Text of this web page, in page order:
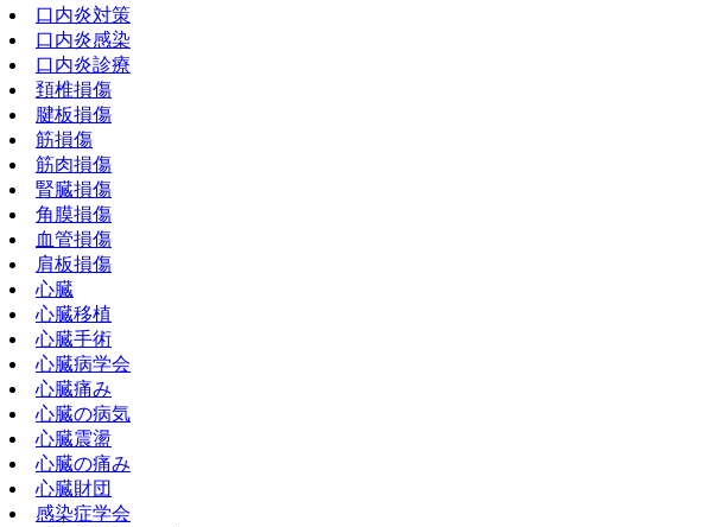
口内炎対策
口内炎感染
口内炎診療
頚椎損傷
腱板損傷
筋損傷
筋肉損傷
腎臓損傷
角膜損傷
血管損傷
肩板損傷
心臓
心臓移植
心臓手術
心臓病学会
心臓痛み
心臓の病気
心臓震盪
心臓の痛み
心臓財団
感染症学会